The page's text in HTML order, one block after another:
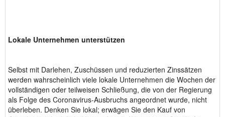
Lokale Unternehmen unterstützen
Selbst mit Darlehen, Zuschüssen und reduzierten Zinssätzen
werden wahrscheinlich viele lokale Unternehmen die Wochen der
vollständigen oder teilweisen Schließung, die von der Regierung
als Folge des Coronavirus-Ausbruchs angeordnet wurde, nicht
überleben. Denken Sie lokal; erwägen Sie den Kauf von